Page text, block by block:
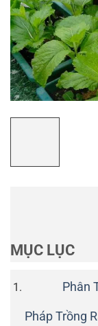
MỤC LỤC
Phân
Pháp Trồng